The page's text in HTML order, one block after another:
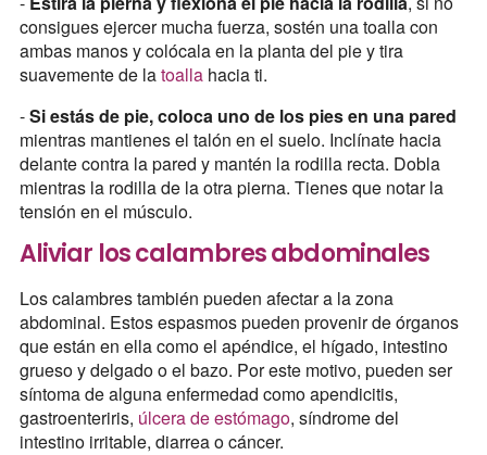
consigues ejercer mucha fuerza, sostén una toalla con
ambas manos y colócala en la planta del pie y tira
suavemente de latoallahacia ti.
-Si estás de pie, coloca uno de los pies en una pared
mientras mantienes el talón en el suelo. Inclínate hacia
delante contra la pared y mantén la rodilla recta. Dobla
mientras la rodilla de la otra pierna. Tienes que notar la
tensión en el músculo.
Aliviar los calambres abdominales
Los calambres también pueden afectar a la zona
abdominal. Estos espasmos pueden provenir de órganos
que están en ella como el apéndice, el hígado, intestino
grueso y delgado o el bazo. Por este motivo, pueden ser
síntoma de alguna enfermedad como apendicitis,
gastroenteriris, úlcera de estómago, síndrome del
intestino irritable, diarrea o cáncer.